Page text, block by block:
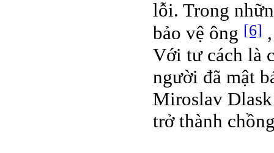
lỗi. Trong
bảo vệ ông [6]
Với tư cách là
người đã mật
Miroslav
trở thành